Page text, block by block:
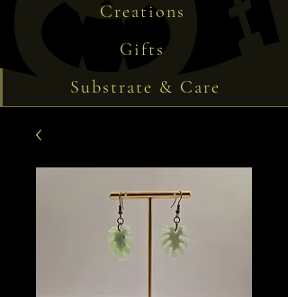
Creations
Gifts
Substrate & Care